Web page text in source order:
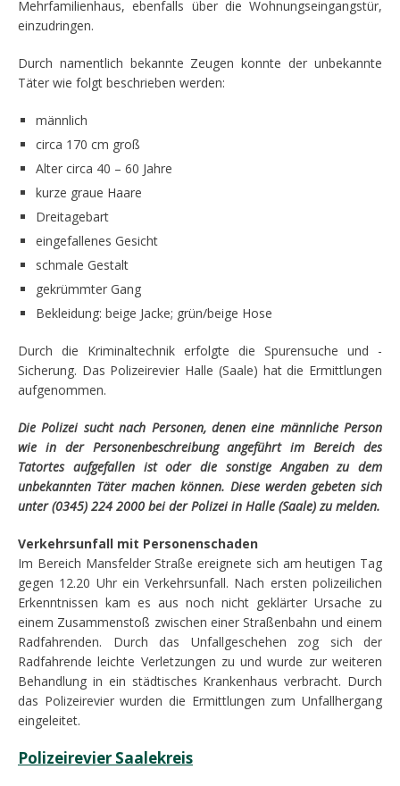
Mehrfamilienhaus, ebenfalls über die Wohnungseingangstür,
einzudringen.
Durch namentlich bekannte Zeugen konnte der unbekannte
Täter wie folgt beschrieben werden:
männlich
circa 170 cm groß
Alter circa 40 – 60 Jahre
kurze graue Haare
Dreitagebart
eingefallenes Gesicht
schmale Gestalt
gekrümmter Gang
Bekleidung: beige Jacke; grün/beige Hose
Durch die Kriminaltechnik erfolgte die Spurensuche und -
Sicherung. Das Polizeirevier Halle (Saale) hat die Ermittlungen
aufgenommen.
Die Polizei sucht nach Personen, denen eine männliche Person
wie in der Personenbeschreibung angeführt im Bereich des
Tatortes aufgefallen ist oder die sonstige Angaben zu dem
unbekannten Täter machen können. Diese werden gebeten sich
unter (0345) 224 2000 bei der Polizei in Halle (Saale) zu melden.
Verkehrsunfall mit Personenschaden
Im Bereich Mansfelder Straße ereignete sich am heutigen Tag
gegen 12.20 Uhr ein Verkehrsunfall. Nach ersten polizeilichen
Erkenntnissen kam es aus noch nicht geklärter Ursache zu
einem Zusammenstoß zwischen einer Straßenbahn und einem
Radfahrenden. Durch das Unfallgeschehen zog sich der
Radfahrende leichte Verletzungen zu und wurde zur weiteren
Behandlung in ein städtisches Krankenhaus verbracht. Durch
das Polizeirevier wurden die Ermittlungen zum Unfallhergang
eingeleitet.
Polizeirevier Saalekreis